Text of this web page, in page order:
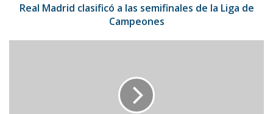
Real Madrid clasificó a las semifinales de la Liga de
Campeones